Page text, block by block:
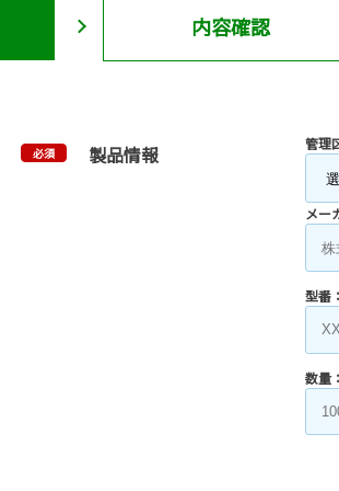
内容確認
必須 製品情報 管理
メー
型番：
数量：